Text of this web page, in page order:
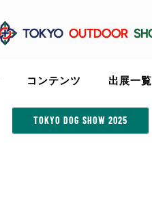
コンテンツ 出展一覧
TOKYO DOG SHOW 2025